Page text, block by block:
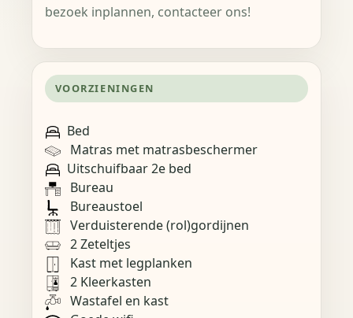
bezoek inplannen, contacteer ons!
VOORZIENINGEN
Bed
Matras met matrasbeschermer
Uitschuifbaar 2e bed
Bureau
Bureaustoel
Verduisterende (rol)gordijnen
2 Zeteltjes
Kast met legplanken
2 Kleerkasten
Wastafel en kast